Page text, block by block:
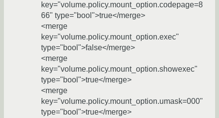
key="volume.policy.mount_option.codepage=8
66" type="bool">true</merge>
<merge
key="volume.policy.mount_option.exec"
type="bool">false</merge>
<merge
key="volume.policy.mount_option.showexec"
type="bool">true</merge>
<merge
key="volume.policy.mount_option.umask=000"
type="bool">true</merge>